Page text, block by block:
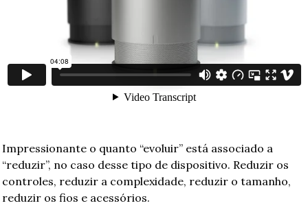
Impressionante o quanto “evoluir” está associado a
“reduzir”, no caso desse tipo de dispositivo. Reduzir os
controles, reduzir a complexidade, reduzir o tamanho,
reduzir os fios e acessórios.